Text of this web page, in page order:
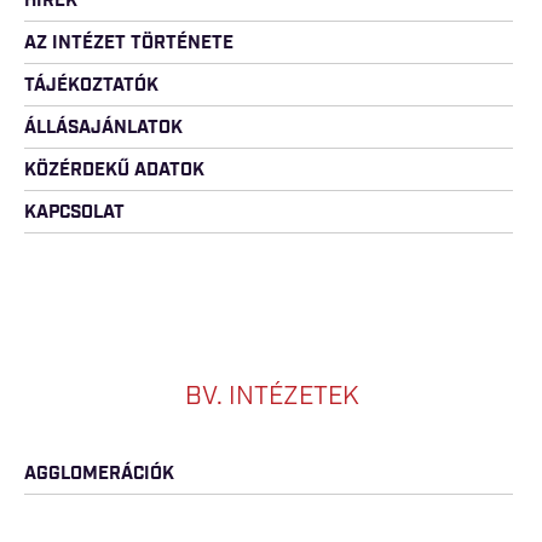
AZ INTÉZET TÖRTÉNETE
TÁJÉKOZTATÓK
ÁLLÁSAJÁNLATOK
KÖZÉRDEKŰ ADATOK
KAPCSOLAT
BV. INTÉZETEK
AGGLOMERÁCIÓK